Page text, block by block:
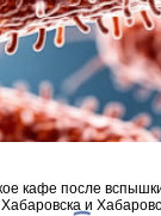
кафе после
и